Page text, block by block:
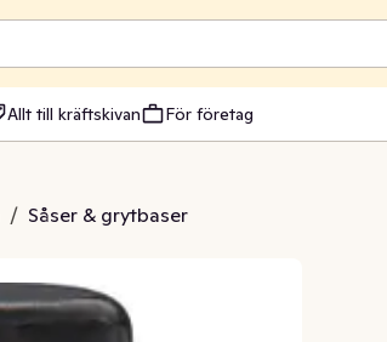
Allt till kräftskivan För företag
/ Såser & grytbaser